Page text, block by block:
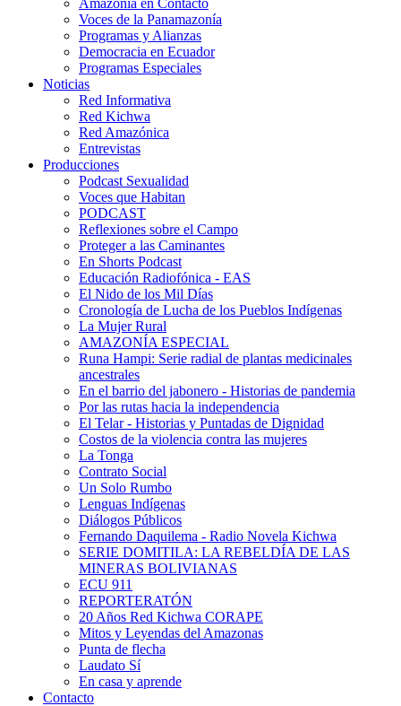
Amazonía en Contacto
Voces de la Panamazonía
Programas y Alianzas
Democracia en Ecuador
Programas Especiales
Noticias
Red Informativa
Red Kichwa
Red Amazónica
Entrevistas
Producciones
Podcast Sexualidad
Voces que Habitan
PODCAST
Reflexiones sobre el Campo
Proteger a las Caminantes
En Shorts Podcast
Educación Radiofónica - EAS
El Nido de los Mil Días
Cronología de Lucha de los Pueblos Indígenas
La Mujer Rural
AMAZONÍA ESPECIAL
Runa Hampi: Serie radial de plantas medicinales
ancestrales
En el barrio del jabonero - Historias de pandemia
Por las rutas hacia la independencia
El Telar - Historias y Puntadas de Dignidad
Costos de la violencia contra las mujeres
La Tonga
Contrato Social
Un Solo Rumbo
Lenguas Indígenas
Diálogos Públicos
Fernando Daquilema - Radio Novela Kichwa
SERIE DOMITILA: LA REBELDÍA DE LAS
MINERAS BOLIVIANAS
ECU 911
REPORTERATÓN
20 Años Red Kichwa CORAPE
Mitos y Leyendas del Amazonas
Punta de flecha
Laudato Sí
En casa y aprende
Contacto